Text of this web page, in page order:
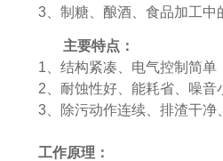
3、制糖、酿酒、食品加工中
主要特点：
1、结构紧凑、电气控制简单
2、耐蚀性好、能耗省、噪音
3、除污动作连续、排渣干净
工作原理：